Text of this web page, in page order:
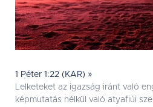
1 Péter 1:22 (KAR) »
Lelketeket az igazság iránt való
képmutatás nélkül való atyafiúi